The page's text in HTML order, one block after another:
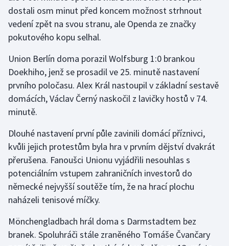
Stolní tenis
Triatlon
Veslování
Vodní slalom
Volejbal
Ostatní
dostali osm minut před koncem možnost strhnout
vedení zpět na svou stranu, ale Openda ze značky
pokutového kopu selhal.
Union Berlín doma porazil Wolfsburg 1:0 brankou
Doekhiho, jenž se prosadil ve 25. minutě nastavení
prvního poločasu. Alex Král nastoupil v základní sestavě
domácích, Václav Černý naskočil z lavičky hostů v 74.
minutě.
Dlouhé nastavení první půle zavinili domácí příznivci,
kvůli jejich protestům byla hra v prvním dějství dvakrát
přerušena. Fanoušci Unionu vyjádřili nesouhlas s
potenciálním vstupem zahraničních investorů do
německé nejvyšší soutěže tím, že na hrací plochu
naházeli tenisové míčky.
Mönchengladbach hrál doma s Darmstadtem bez
branek. Spoluhráči stále zraněného Tomáše Čvančary